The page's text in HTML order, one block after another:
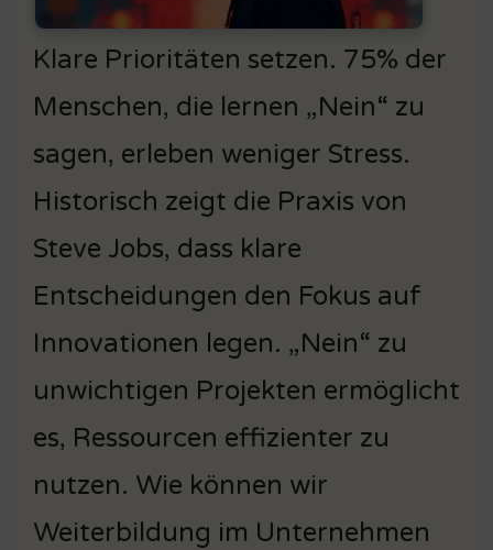
Klare Prioritäten setzen. 75% der
Menschen, die lernen „Nein“ zu
sagen, erleben weniger Stress.
Historisch zeigt die Praxis von
Steve Jobs, dass klare
Entscheidungen den Fokus auf
Innovationen legen. „Nein“ zu
unwichtigen Projekten ermöglicht
es, Ressourcen effizienter zu
nutzen. Wie können wir
Weiterbildung im Unternehmen